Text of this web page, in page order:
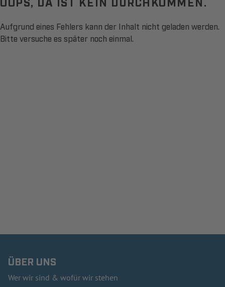
Aufgrund eines Fehlers kann der Inhalt nicht geladen werden.
Bitte versuche es später noch einmal.
ÜBER UNS
Wer wir sind & wofür wir stehen